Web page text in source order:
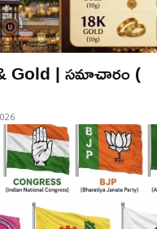
Gold | స‌మాచారం (